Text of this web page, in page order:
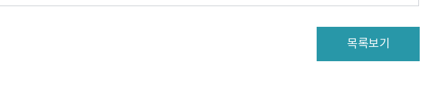
목록보기